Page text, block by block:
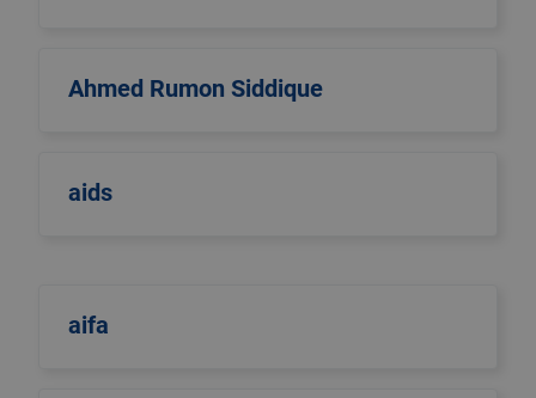
Ahmed Rumon Siddique
aids
aifa